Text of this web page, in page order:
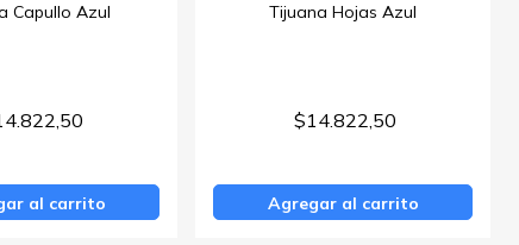
Capullo Azul
al carrito
Tijuana Hojas Azul
$14.822,50
Agregar al carrito